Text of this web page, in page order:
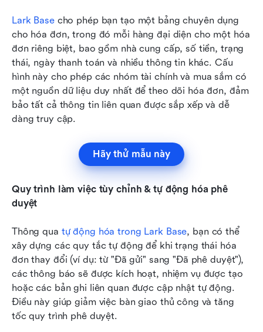
Lark Base cho phép bạn tạo một bảng chuyên dụng
cho hóa đơn, trong đó mỗi hàng đại diện cho một hóa
đơn riêng biệt, bao gồm nhà cung cấp, số tiền, trạng
thái, ngày thanh toán và nhiều thông tin khác. Cấu
hình này cho phép các nhóm tài chính và mua sắm có
một nguồn dữ liệu duy nhất để theo dõi hóa đơn, đảm
bảo tất cả thông tin liên quan được sắp xếp và dễ
dàng truy cập.
Hãy thử mẫu này
Quy trình làm việc tùy chỉnh & tự động hóa phê
duyệt
Thông qua tự động hóa trong Lark Base, bạn có thể
xây dựng các quy tắc tự động để khi trạng thái hóa
đơn thay đổi (ví dụ: từ "Đã gửi" sang "Đã phê duyệt"),
các thông báo sẽ được kích hoạt, nhiệm vụ được tạo
hoặc các bản ghi liên quan được cập nhật tự động.
Điều này giúp giảm việc bàn giao thủ công và tăng
tốc quy trình phê duyệt.